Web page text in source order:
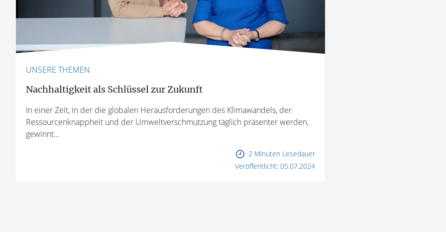
UNSERE THEMEN
Nachhaltigkeit als Schlüssel zur Zukunft
In einer Zeit, in der die globalen Herausforderungen des Klimawandels, der
Ressourcenknappheit und der Umweltverschmutzung täglich präsenter werden,
gewinnt...
2 Minuten Lesedauer
Veröffentlicht: 05.07.2024